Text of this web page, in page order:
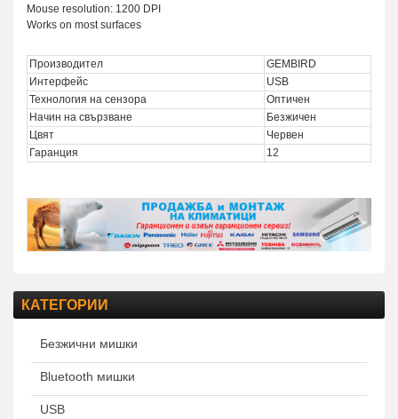
Mouse resolution: 1200 DPI
Works on most surfaces
Производител
GEMBIRD
Интерфейс
USB
Технология на сензора
Оптичен
Начин на свързване
Безжичен
Цвят
Червен
Гаранция
12
КАТЕГОРИИ
Безжични мишки
Bluetooth мишки
USB